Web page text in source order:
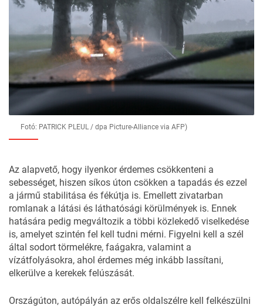
Fotó: PATRICK PLEUL / dpa Picture-Alliance via AFP)
Az alapvető, hogy ilyenkor érdemes csökkenteni a
sebességet, hiszen síkos úton csökken a tapadás és ezzel
a jármű stabilitása és fékútja is. Emellett zivatarban
romlanak a látási és láthatósági körülmények is. Ennek
hatására pedig megváltozik a többi közlekedő viselkedése
is, amelyet szintén fel kell tudni mérni. Figyelni kell a szél
által sodort törmelékre, faágakra, valamint a
vízátfolyásokra, ahol érdemes még inkább lassítani,
elkerülve a kerekek felúszását.
Országúton, autópályán az erős oldalszélre kell felkészülni